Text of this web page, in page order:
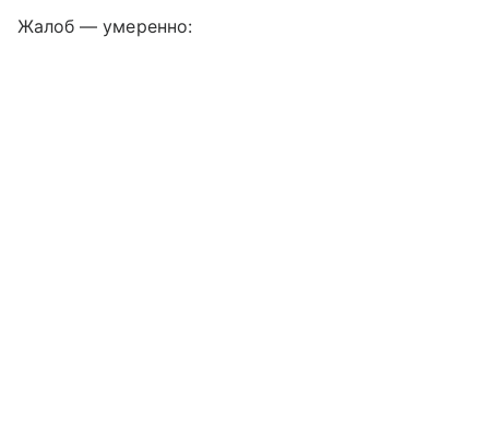
Жалоб — умеренно: